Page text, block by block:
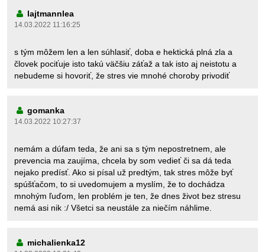
lajtmannlea
14.03.2022 11:16:25
s tým môžem len a len súhlasiť, doba e hektická plná zla a
človek pociťuje isto takú väčšiu záťaž a tak isto aj neistotu a
nebudeme si hovoriť, že stres vie mnohé choroby privodiť
gomanka
14.03.2022 10:27:37
nemám a dúfam teda, že ani sa s tým nepostretnem, ale
prevencia ma zaujíma, chcela by som vedieť či sa dá teda
nejako predísť. Ako si písal už predtým, tak stres môže byť
spúšťačom, to si uvedomujem a myslím, že to dochádza
mnohým ľuďom, len problém je ten, že dnes život bez stresu
nemá asi nik :/ Všetci sa neustále za niečím náhlime.
michalienka12